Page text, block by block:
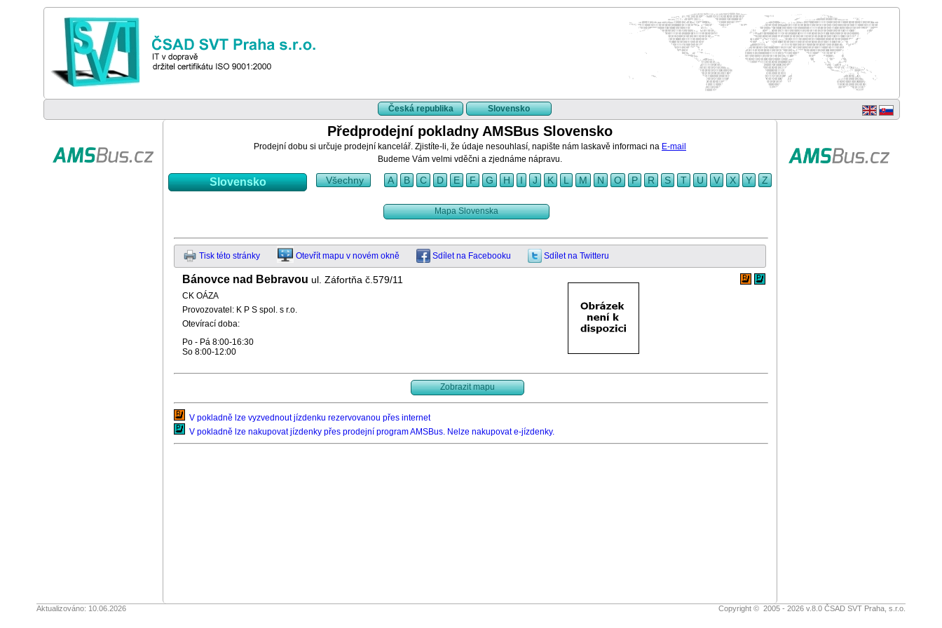
Česká republika Slovensko
Předprodejní pokladny AMSBus Slovensko
Prodejní dobu si určuje prodejní kancelář. Zjistíte-li, že údaje nesouhlasí, napište nám laskavě informaci na E-mail
Budeme Vám velmi vděčni a zjednáme nápravu.
Slovensko Všechny A B C D E F G H I J K L M N O P R S T U V X Y Z
Mapa Slovenska
Tisk této stránky Otevřít mapu v novém okně Sdílet na Facebooku Sdílet na Twitteru
Bánovce nad Bebravou ul. Záfortňa č.579/11
CK OÁZA
Provozovatel: K P S spol. s r.o.
Otevírací doba:
Po - Pá 8:00-16:30
So 8:00-12:00
Zobrazit mapu
V pokladně lze vyzvednout jízdenku rezervovanou přes internet
V pokladně lze nakupovat jízdenky přes prodejní program AMSBus. Nelze nakupovat e-jízdenky.
Aktualizováno: 10.06.2026 Copyright © 2005 - 2026 v.8.0 ČSAD SVT Praha, s.r.o.